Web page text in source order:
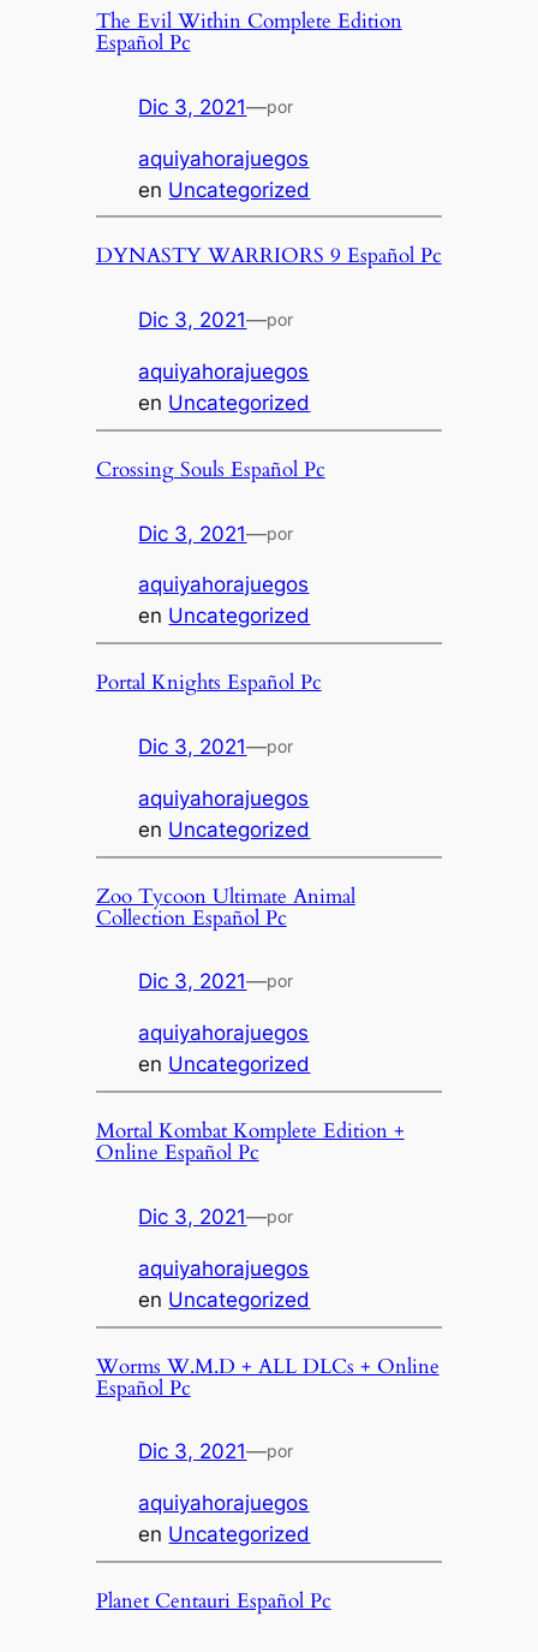
The Evil Within Complete Edition
Español Pc
Dic 3, 2021—por
aquiyahorajuegos
en Uncategorized
DYNASTY WARRIORS 9 Español Pc
Dic 3, 2021—por
aquiyahorajuegos
en Uncategorized
Crossing Souls Español Pc
Dic 3, 2021—por
aquiyahorajuegos
en Uncategorized
Portal Knights Español Pc
Dic 3, 2021—por
aquiyahorajuegos
en Uncategorized
Zoo Tycoon Ultimate Animal
Collection Español Pc
Dic 3, 2021—por
aquiyahorajuegos
en Uncategorized
Mortal Kombat Komplete Edition +
Online Español Pc
Dic 3, 2021—por
aquiyahorajuegos
en Uncategorized
Worms W.M.D + ALL DLCs + Online
Español Pc
Dic 3, 2021—por
aquiyahorajuegos
en Uncategorized
Planet Centauri Español Pc